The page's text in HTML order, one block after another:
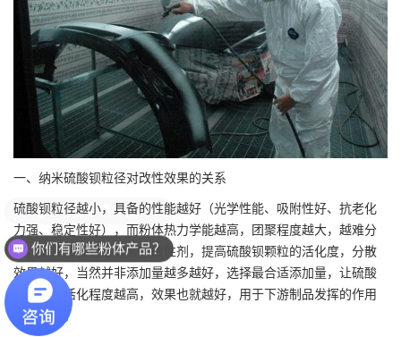
一、纳米硫酸钡粒径对改性效果的关系
硫酸钡粒径越小，具备的性能越好（光学性能、吸附性好、抗老化
力强、稳定性好），而粉体热力学能越高，团聚程度越大，越难分
散，因此需要通过硫酸钡改性剂，提高硫酸钡颗粒的活化度，分散
效果越好，当然并非添加量越多越好，选择最合适添加量，让硫酸
钡粉体的活化程度越高，效果也就越好，用于下游制品发挥的作用
也就越大。
你们有哪些粉体产品？